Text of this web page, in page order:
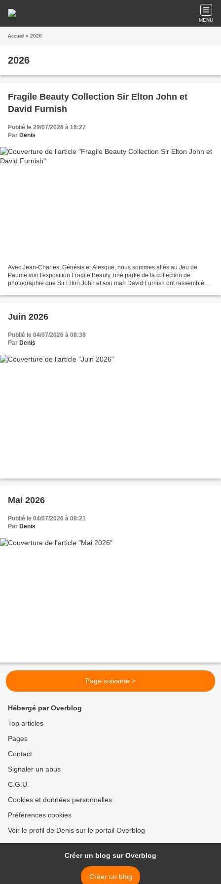
MENU
Accueil » 2026
2026
Fragile Beauty Collection Sir Elton John et
David Furnish
Publié le 29/07/2026 à 16:27
Par Denis
Avec Jean-Charles, Génésis et Alesque, nous sommes allés au Jeu de
Paume voir l'exposition Fragile Beauty, une partie de la collection de
photographie que Sir Elton John et son mari David Furnish ont rassemblée.
Juin 2026
Publié le 04/07/2026 à 08:38
Par Denis
Mai 2026
Publié le 04/07/2026 à 08:21
Par Denis
Page suivante >
Hébergé par Overblog
Top articles
Pages
Contact
Signaler un abus
C.G.U.
Cookies et données personnelles
Préférences cookies
Voir le profil de Denis sur le portail Overblog
Créer un blog sur Overblog
Créer un blog